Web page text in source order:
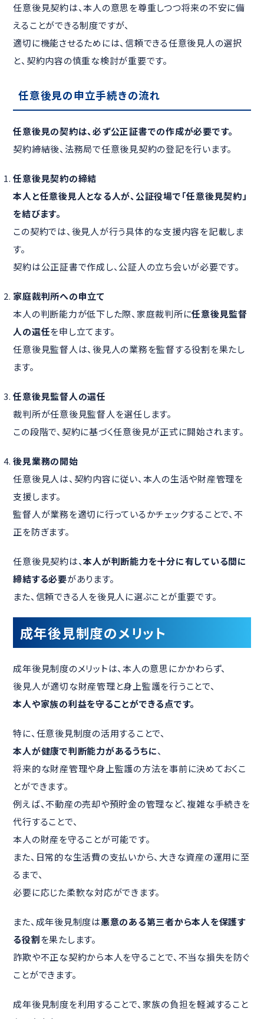
任意後見契約は、本人の意思を尊重しつつ将来の不安に備
えることができる制度ですが、
適切に機能させるためには、信頼できる任意後見人の選択
と、契約内容の慎重な検討が重要です。
任意後見の申立手続きの流れ
任意後見の契約は、必ず公正証書での作成が必要です。
契約締結後、法務局で任意後見契約の登記を行います。
任意後見契約の締結
本人と任意後見人となる人が、公証役場で「任意後見契約」
を結びます。
この契約では、後見人が行う具体的な支援内容を記載しま
す。
契約は公正証書で作成し、公証人の立ち会いが必要です。
家庭裁判所への申立て
本人の判断能力が低下した際、家庭裁判所に任意後見監督
人の選任を申し立てます。
任意後見監督人は、後見人の業務を監督する役割を果たし
ます。
任意後見監督人の選任
裁判所が任意後見監督人を選任します。
この段階で、契約に基づく任意後見が正式に開始されます。
後見業務の開始
任意後見人は、契約内容に従い、本人の生活や財産管理を
支援します。
監督人が業務を適切に行っているかチェックすることで、不
正を防ぎます。
任意後見契約は、本人が判断能力を十分に有している間に
締結する必要があります。
また、信頼できる人を後見人に選ぶことが重要です。
成年後見制度のメリット
成年後見制度のメリットは、本人の意思にかかわらず、
後見人が適切な財産管理と身上監護を行うことで、
本人や家族の利益を守ることができる点です。
特に、任意後見制度の活用することで、
本人が健康で判断能力があるうちに、
将来的な財産管理や身上監護の方法を事前に決めておくこ
とができます。
例えば、不動産の売却や預貯金の管理など、複雑な手続きを
代行することで、
本人の財産を守ることが可能です。
また、日常的な生活費の支払いから、大きな資産の運用に至
るまで、
必要に応じた柔軟な対応ができます。
また、成年後見制度は悪意のある第三者から本人を保護す
る役割を果たします。
詐欺や不正な契約から本人を守ることで、不当な損失を防ぐ
ことができます。
成年後見制度を利用することで、家族の負担を軽減すること